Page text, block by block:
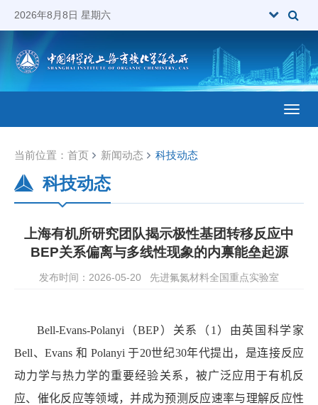
2026年8月8日 星期六
当前位置： 首页 新闻动态 科技动态
科技动态
上海有机所研究团队揭示极性基团转移反应中
BEP关系偏离与多线性现象的内禀能垒起源
发布时间：2026-05-20 先进氟氮材料全国重点实验室
Bell-Evans-Polanyi （BEP）关系（ 1 ）由英国科学家
Bell、Evans 和 Polanyi于20世纪30年代提出，是连接反应
动力学与热力学的重要经验关系，被广泛应用于有机反
应、催化反应等领域，并成为预测反应速率与理解反应性